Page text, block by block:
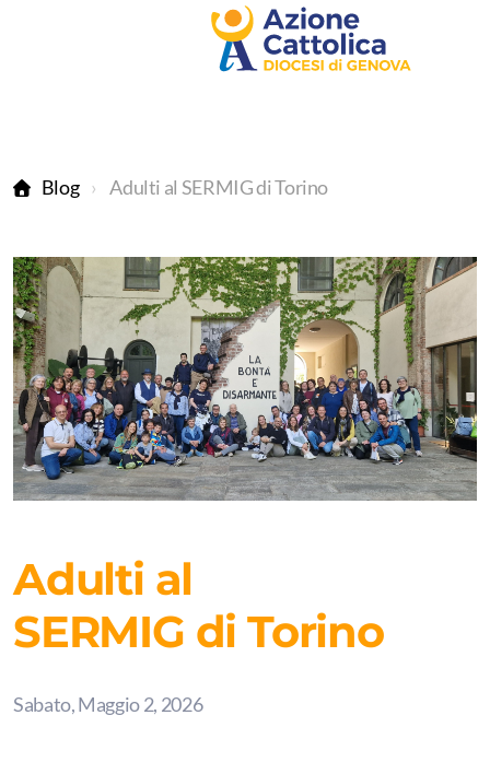
Blog Adulti al SERMIG di Torino
Adulti al
SERMIG di Torino
Sabato, Maggio 2, 2026